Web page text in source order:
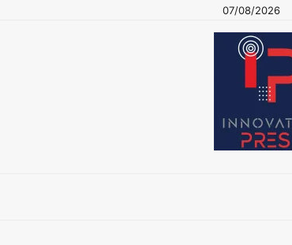
07/08/2026